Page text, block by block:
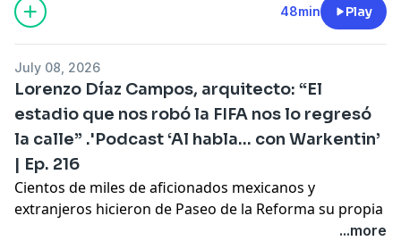
argentino, creador del podcast
La epidemia ultray
autor de un libro del mismo nombre, explica cómo
algunos países
democráticas existentes para introducir objetivos no
democráticos. De la mano de una visión autoritaria
sobre el manejo del poder, este movimiento -ubicado
en un intermedio entre la derecha democrática o
cristiana y el fascismo- ocupa elementos como el
populismo, la xenofobia y el nacionalismo ultrapara
48min Play
July 08, 2026
Lorenzo Díaz Campos, arquitecto: “El
estadio que nos robó la FIFA nos lo regresó
la calle” .'Podcast ‘Al habla... con Warkentin’
| Ep. 216
Cientos de miles de aficionados mexicanos y
extranjeros hicieron de Paseo de la Reforma su propia
tribuna para ver y festejar los encuentros del Tricolor
...more